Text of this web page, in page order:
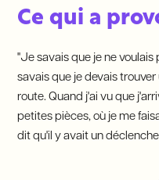
Ce qui a
"Je savais que je ne voulais
savais que je devais
route. Quand j'ai vu que
petites pièces, où je me
dit qu'il y avait un